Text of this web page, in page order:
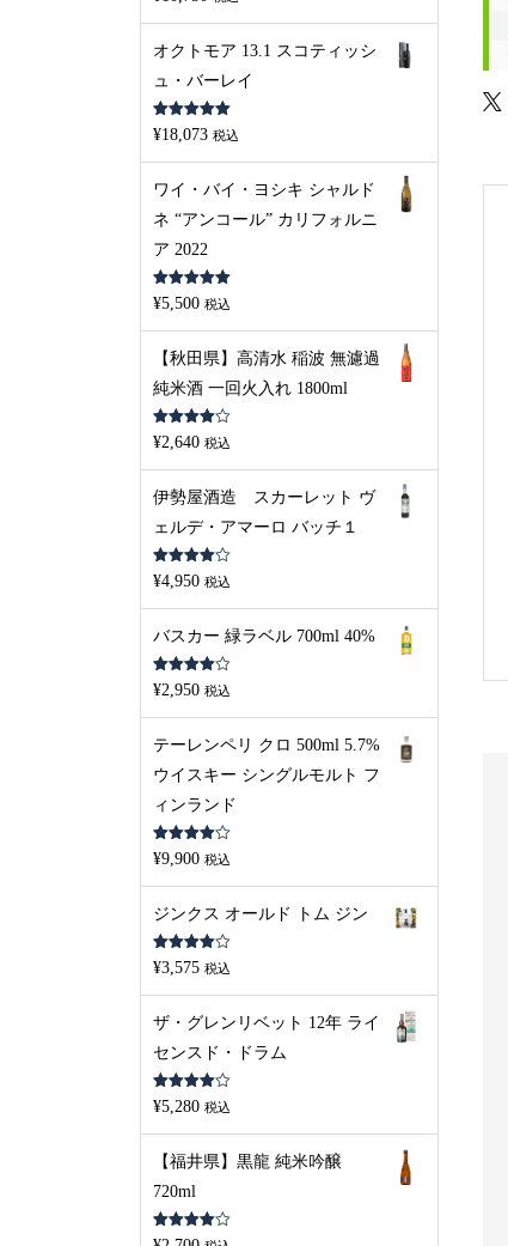
の評価
オクトモア 13.1 スコティッシ
ュ・バーレイ
5段階中5.00
の評価
¥18,073 税込
ワイ・バイ・ヨシキ シャルド
ネ “アンコール” カリフォルニ
ア 2022
5段階中 5.00
の評価
¥5,500 税込
【秋田県】高清水 稲波 無濾過
純米酒 一回火入れ 1800ml
5段階中
4.00の評
¥2,640 税込
伊勢屋酒造 スカーレット ヴ
ェルデ・アマーロ バッチ１
5段階中
4.00の評
¥4,950 税込
バスカー 緑ラベル 700ml 40%
5段階中
4.00の評
¥2,950 税込
テーレンペリ クロ 500ml 5.7%
ウイスキー シングルモルト フ
ィンランド
5段階中
4.00の評
¥9,900 税込
ジンクス オールド トム ジン
5段階中
4.00の評
¥3,575 税込
ザ・グレンリベット 12年 ライ
センスド・ドラム
5段階中
4.00の評
¥5,280 税込
【福井県】黒龍 純米吟醸
720ml
5段階中